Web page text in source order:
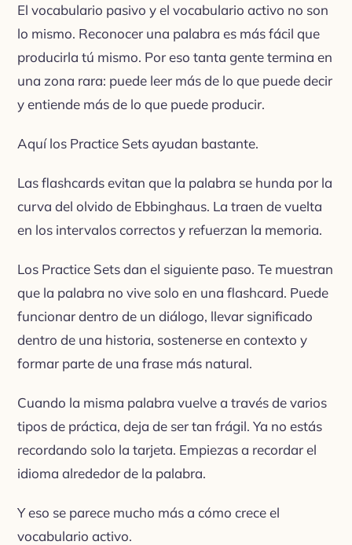
El vocabulario pasivo y el vocabulario activo no son
lo mismo. Reconocer una palabra es más fácil que
producirla tú mismo. Por eso tanta gente termina en
una zona rara: puede leer más de lo que puede decir
y entiende más de lo que puede producir.
Aquí los Practice Sets ayudan bastante.
Las flashcards evitan que la palabra se hunda por la
curva del olvido de Ebbinghaus. La traen de vuelta
en los intervalos correctos y refuerzan la memoria.
Los Practice Sets dan el siguiente paso. Te muestran
que la palabra no vive solo en una flashcard. Puede
funcionar dentro de un diálogo, llevar significado
dentro de una historia, sostenerse en contexto y
formar parte de una frase más natural.
Cuando la misma palabra vuelve a través de varios
tipos de práctica, deja de ser tan frágil. Ya no estás
recordando solo la tarjeta. Empiezas a recordar el
idioma alrededor de la palabra.
Y eso se parece mucho más a cómo crece el
vocabulario activo.